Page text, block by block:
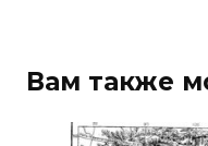
Вам также